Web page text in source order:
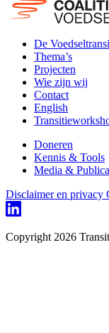
De
Thema’s
Projecten
Wie zijn wij
Contact
English
Doneren
Kennis & Tools
Media &
Disclaimer en privacy
Copyright 2026